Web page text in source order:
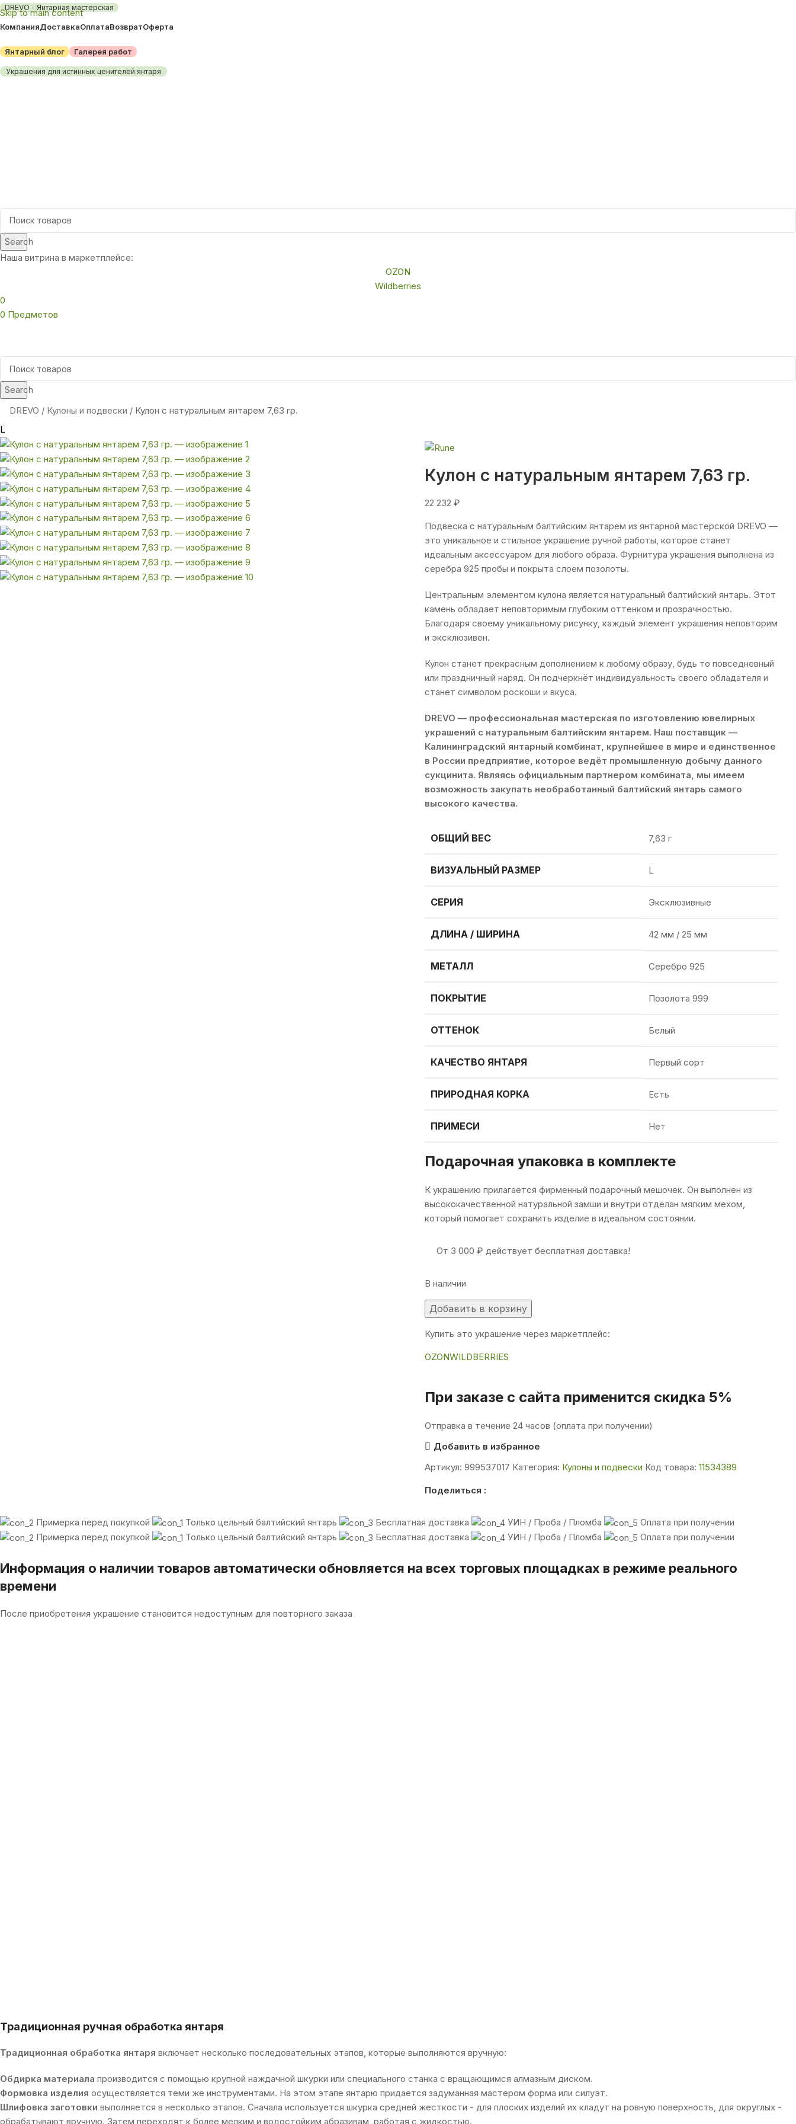
Skip to main content
DREVO - Янтарная мастерская
КомпанияДоставкаОплатаВозвратОферта
Янтарный блог Галерея работ
Украшения для истинных ценителей янтаря
Search
Наша витрина в маркетплейсе:
OZON
Wildberries
0
0 Предметов
Search
DREVO
Кулоны и подвески
Кулон с натуральным янтарем 7,63 гр.
L
Кулон с натуральным янтарем 7,63 гр.
22 232 ₽
Подвеска с натуральным балтийским янтарем из янтарной мастерской DREVO —
это уникальное и стильное украшение ручной работы, которое станет
идеальным аксессуаром для любого образа. Фурнитура украшения выполнена из
серебра 925 пробы и покрыта слоем позолоты.
Центральным элементом кулона является натуральный балтийский янтарь. Этот
камень обладает неповторимым глубоким оттенком и прозрачностью.
Благодаря своему уникальному рисунку, каждый элемент украшения неповторим
и эксклюзивен.
Кулон станет прекрасным дополнением к любому образу, будь то повседневный
или праздничный наряд. Он подчеркнёт индивидуальность своего обладателя и
станет символом роскоши и вкуса.
DREVO — профессиональная мастерская по изготовлению ювелирных
украшений с натуральным балтийским янтарем. Наш поставщик —
Калининградский янтарный комбинат, крупнейшее в мире и единственное
в России предприятие, которое ведёт промышленную добычу данного
сукцинита. Являясь официальным партнером комбината, мы имеем
возможность закупать необработанный балтийский янтарь самого
высокого качества.
ОБЩИЙ ВЕС 7,63 г
ВИЗУАЛЬНЫЙ РАЗМЕР L
СЕРИЯ Эксклюзивные
ДЛИНА / ШИРИНА 42 мм / 25 мм
МЕТАЛЛ Серебро 925
ПОКРЫТИЕ Позолота 999
ОТТЕНОК Белый
КАЧЕСТВО ЯНТАРЯ Первый сорт
ПРИРОДНАЯ КОРКА Есть
ПРИМЕСИ Нет
Подарочная упаковка в комплекте
К украшению прилагается фирменный подарочный мешочек. Он выполнен из
высококачественной натуральной замши и внутри отделан мягким мехом,
который помогает сохранить изделие в идеальном состоянии.
От 3 000 ₽ действует бесплатная доставка!
В наличии
Добавить в корзину
Купить это украшение через маркетплейс:
OZONWILDBERRIES
При заказе с сайта применится скидка 5%
Отправка в течение 24 часов (оплата при получении)
Добавить в избранное
Артикул: 999537017 Категория: Кулоны и подвески Код товара: 11534389
Поделиться :
Примерка перед покупкой Только цельный балтийский янтарь Бесплатная доставка УИН / Проба / Пломба
Оплата при получении
Примерка перед покупкой
Только цельный балтийский янтарь Бесплатная доставка УИН / Проба / Пломба Оплата при получении
Информация о наличии товаров автоматически обновляется на всех торговых площадках в режиме реального
времени
После приобретения украшение становится недоступным для повторного заказа
Традиционная ручная обработка янтаря
Традиционная обработка янтаря включает несколько последовательных этапов, которые выполняются вручную:
Обдирка материала производится с помощью крупной наждачной шкурки или специального станка с вращающимся алмазным диском.
Формовка изделия осуществляется теми же инструментами. На этом этапе янтарю придается задуманная мастером форма или силуэт.
Шлифовка заготовки выполняется в несколько этапов. Сначала используется шкурка средней жесткости - для плоских изделий их кладут на ровную поверхность, для округлых -
обрабатывают вручную. Затем переходят к более мелким и водостойким абразивам, работая с жидкостью.